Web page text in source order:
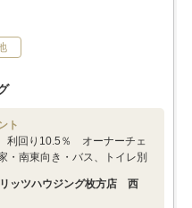
ト
利回り10.5％ オーナーチェ
・南東向き・バス、トイレ別
ッツハウジング枚方店 西